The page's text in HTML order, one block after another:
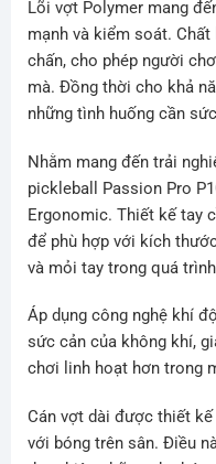
Lõi vợt Polymer mang
mạnh và kiểm soát.
chấn, cho phép người
mà. Đồng thời cho khả
những tình huống cần
Nhằm mang đến trải
pickleball Passion Pro
Ergonomic. Thiết kế tay
để phù hợp với kích
và mỏi tay trong quá
Áp dụng công nghệ khí
sức cản của không khí,
chơi linh hoạt hơn trong
Cán vợt dài được thiết
với bóng trên sân. Điều